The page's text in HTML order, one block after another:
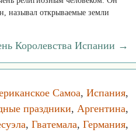
называл открываемые земли
Королевства Испании →
Самоа, Испания,
праздники, Аргентина,
, Гватемала, Германия,